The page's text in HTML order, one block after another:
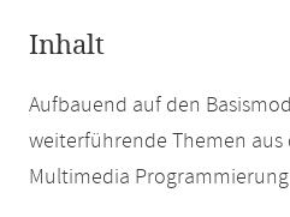
Inhalt
Aufbauend auf den
weiterführende Themen aus
Multimedia